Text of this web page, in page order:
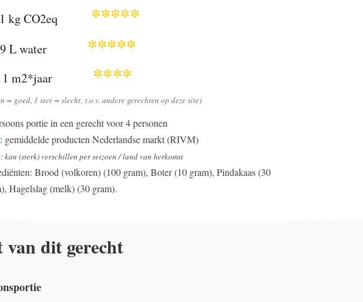
1 kg CO2eq *****
9 L water *****
1 m2*jaar ****
= goed, 1 ster = slecht, t.o.v. andere gerechten op deze site)
portie in een gerecht voor 4 personen
: gemiddelde producten Nederlandse markt (RIVM)
kan (sterk) verschillen per seizoen / land van herkomst
Brood (volkoren) (100 gram), Boter (10 gram), Pindakaas (30
Hagelslag (melk) (30 gram).
dit gerecht